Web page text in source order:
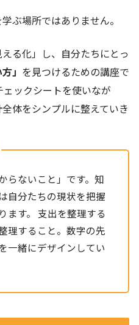
ぶ場所ではありません。
る化」し、自分たちにとっ
」 を見つけるための講座で
ックシートを使いなが
体をシンプルに整えていき
らないこと」です。知
自分たちの現状を把握
ます。 支出を整理する
理すること。数字の先
一緒にデザインしてい